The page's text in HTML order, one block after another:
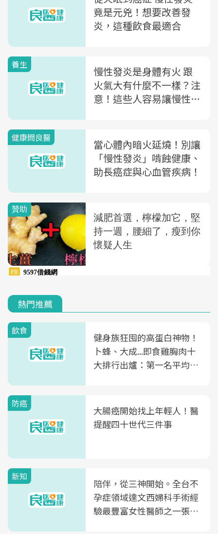
竟是元兇！想要改善發
炎，這種飲食最適合
養生
慢性發炎是身體有火 跟
火氣大有什麼不一樣？注
意！這些人容易讓慢性發
健康問良醫
當心體內暗火延燒！別讓
「慢性發炎」啃蝕健康、
助長癌症與心血管疾病！
熱門推薦
飲食
健身族狂囤的高蛋白神物！
卜蜂、大成...即食雞胸肉十
大排行出爐：第一名平均一
防癌
大腸癌開始找上年輕人！醫
提醒四十世代三件事
新知
陪伴，從三神開始。全台不
孕症領域達文西婦科手術經
驗最豐富女性醫師之一張永